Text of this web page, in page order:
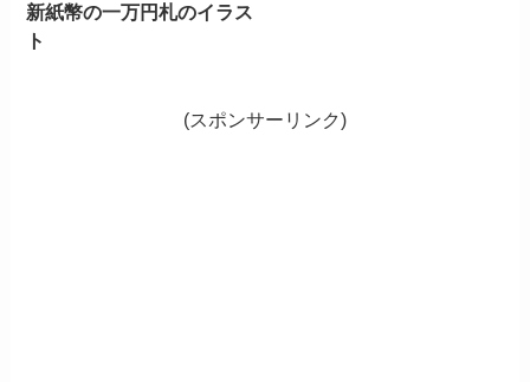
新紙幣の一万円札のイラス
ト
(スポンサーリンク)